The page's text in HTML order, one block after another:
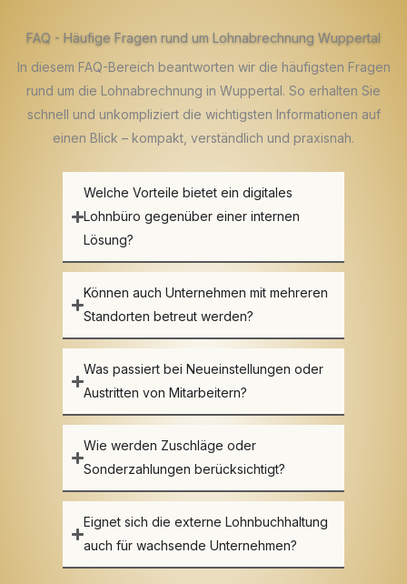
FAQ - Häufige Fragen rund um Lohnabrechnung Wuppertal
In diesem FAQ-Bereich beantworten wir die häufigsten Fragen
rund um die Lohnabrechnung in Wuppertal. So erhalten Sie
schnell und unkompliziert die wichtigsten Informationen auf
einen Blick – kompakt, verständlich und praxisnah.
Welche Vorteile bietet ein digitales
Lohnbüro gegenüber einer internen
Lösung?
Können auch Unternehmen mit mehreren
Standorten betreut werden?
Was passiert bei Neueinstellungen oder
Austritten von Mitarbeitern?
Wie werden Zuschläge oder
Sonderzahlungen berücksichtigt?
Eignet sich die externe Lohnbuchhaltung
auch für wachsende Unternehmen?